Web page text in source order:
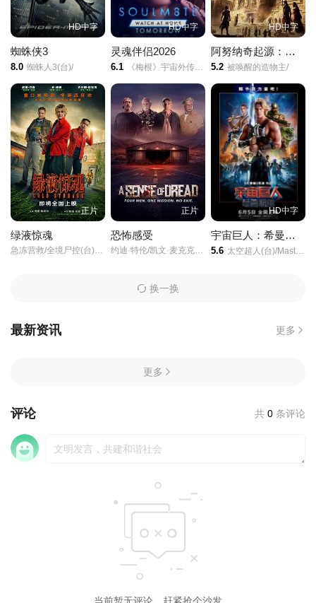
HD中字
蜘蛛侠3
8.0 蜘蛛人3(台)/
HD中字
灵魂伴侣2026
6.1 《梅根》宇宙外传/夺魂伴侣/
HD中字
阿努纳奇起源：从苏美尔到南美洲
5.2 被唤醒的造物主/
正片
绿液惊魂
正片
恐怖感受
HD中字
宇宙巨人：希曼崛起
5.6 太空超人(台)/Masters/of/the/Universe/宇宙天王(港)/宇宙巨人希曼/宇宙巨人希曼(真人版)/Grayskull/He-Man/
换一换
最新资讯 更多
更多
评论 共 0 条评论
当前暂无评论，赶紧抢个沙发